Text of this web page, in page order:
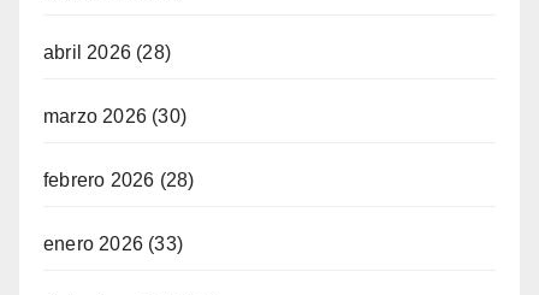
abril 2026 (28)
marzo 2026 (30)
febrero 2026 (28)
enero 2026 (33)